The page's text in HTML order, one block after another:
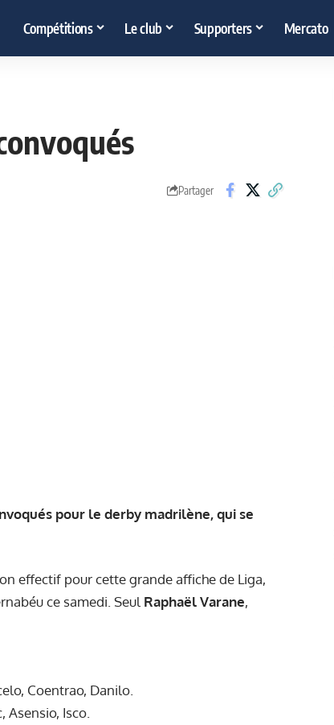
Compétitions Le club Supporters Mercato
Partager
pour le derby madrilène, qui se
effectif pour cette grande affiche de Liga,
ce samedi. Seul Raphaël Varane,
Coentrao, Danilo.
Asensio, Isco.